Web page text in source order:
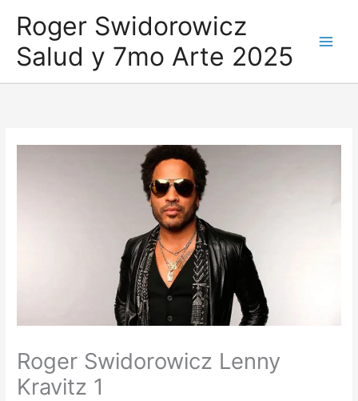
contenido
Roger Swidorowicz
Salud y 7mo Arte 2025
Roger Swidorowicz Lenny
Kravitz 1